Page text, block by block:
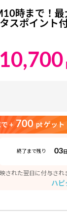
時まで！
スポイント
10,700
+700 pt ゲット
終了まで残り 03
された翌日に付与され
ハ